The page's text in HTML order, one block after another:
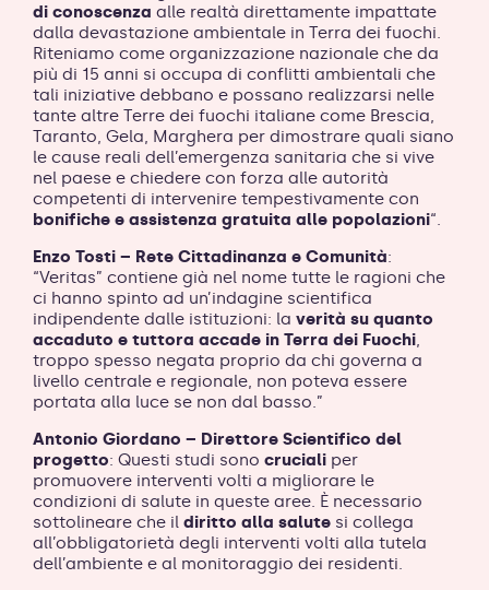
di conoscenza alle realtà direttamente impattate
dalla devastazione ambientale in Terra dei fuochi.
Riteniamo come organizzazione nazionale che da
più di 15 anni si occupa di conflitti ambientali che
tali iniziative debbano e possano realizzarsi nelle
tante altre Terre dei fuochi italiane come Brescia,
Taranto, Gela, Marghera per dimostrare quali siano
le cause reali dell’emergenza sanitaria che si vive
nel paese e chiedere con forza alle autorità
competenti di intervenire tempestivamente con
bonifiche e assistenza gratuita alle popolazioni“.
Enzo Tosti – Rete Cittadinanza e Comunità:
“Veritas” contiene già nel nome tutte le ragioni che
ci hanno spinto ad un’indagine scientifica
indipendente dalle istituzioni: la verità su quanto
accaduto e tuttora accade in Terra dei Fuochi,
troppo spesso negata proprio da chi governa a
livello centrale e regionale, non poteva essere
portata alla luce se non dal basso.”
Antonio Giordano – Direttore Scientifico del
progetto: Questi studi sono cruciali per
promuovere interventi volti a migliorare le
condizioni di salute in queste aree. È necessario
sottolineare che il diritto alla salute si collega
all’obbligatorietà degli interventi volti alla tutela
dell’ambiente e al monitoraggio dei residenti.